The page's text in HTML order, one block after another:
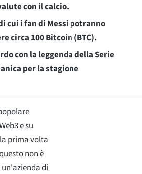
con il calcio.
cui i fan di Messi potranno
circa 100 Bitcoin (BTC).
con la leggenda della Serie
per la stagione
e su
prima volta
non è
di